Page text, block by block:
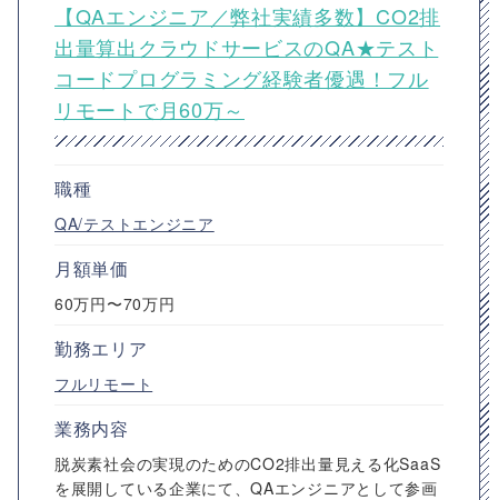
【QAエンジニア／弊社実績多数】CO2排
出量算出クラウドサービスのQA★テスト
コードプログラミング経験者優遇！フル
リモートで月60万～
職種
QA/テストエンジニア
月額単価
60万円〜70万円
勤務エリア
フルリモート
業務内容
脱炭素社会の実現のためのCO2排出量見える化SaaS
を展開している企業にて、QAエンジニアとして参画